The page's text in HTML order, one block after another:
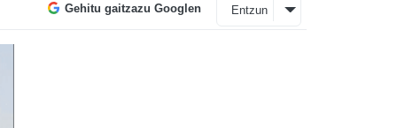
Gehitu gaitzazu Googlen Entzun